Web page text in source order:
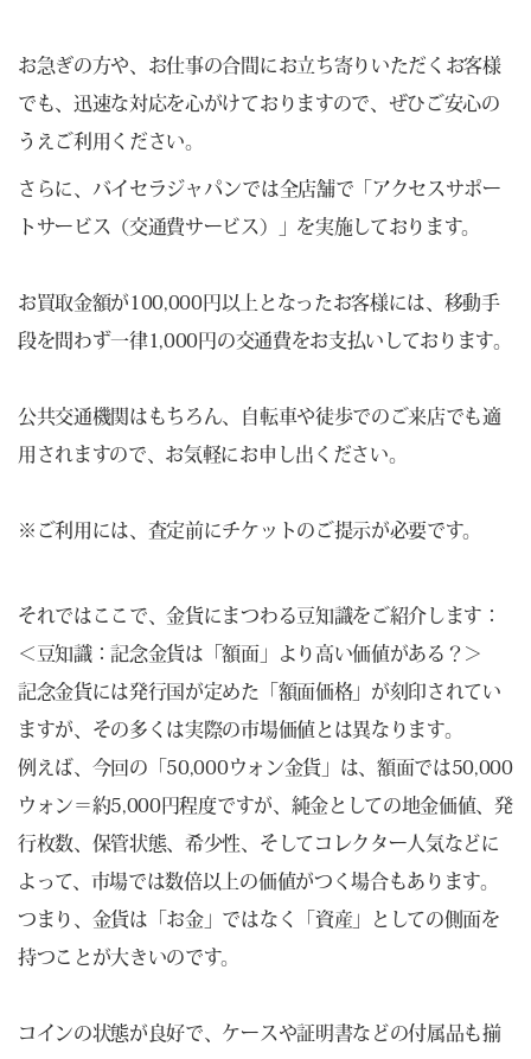
お急ぎの方や、お仕事の合間にお立ち寄りいただくお客様
でも、迅速な対応を心がけておりますので、ぜひご安心の
うえご利用ください。
さらに、バイセラジャパンでは全店舗で「アクセスサポー
トサービス（交通費サービス）」を実施しております。
お買取金額が100,000円以上となったお客様には、移動手
段を問わず一律1,000円の交通費をお支払いしております。
公共交通機関はもちろん、自転車や徒歩でのご来店でも適
用されますので、お気軽にお申し出ください。
※ご利用には、査定前にチケットのご提示が必要です。
それではここで、金貨にまつわる豆知識をご紹介します：
＜豆知識：記念金貨は「額面」より高い価値がある？＞
記念金貨には発行国が定めた「額面価格」が刻印されてい
ますが、その多くは実際の市場価値とは異なります。
例えば、今回の「50,000ウォン金貨」は、額面では50,000
ウォン＝約5,000円程度ですが、純金としての地金価値、発
行枚数、保管状態、希少性、そしてコレクター人気などに
よって、市場では数倍以上の価値がつく場合もあります。
つまり、金貨は「お金」ではなく「資産」としての側面を
持つことが大きいのです。
コインの状態が良好で、ケースや証明書などの付属品も揃